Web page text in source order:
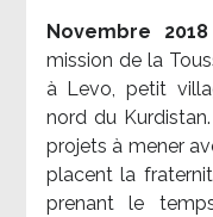
Novembre
mission de la
à Levo, petit
nord du
projets à mener
placent la
prenant le